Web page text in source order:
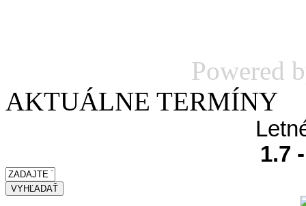
Powered
AKTUÁLNE TERMÍNY
1.7